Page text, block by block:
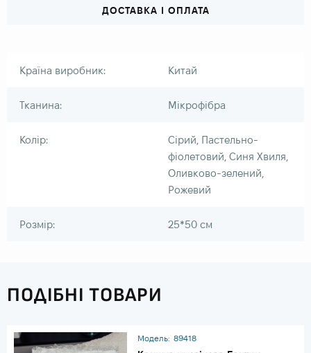
ДОСТАВКА І ОПЛАТА
Країна виробник: Китай
Тканина: Мікрофібра
Колір:
Сірий, Пастельно-
фіолетовий, Синя Хвиля,
Оливково-зелений,
Рожевий
Розмір: 25*50 см
ПОДІБНІ ТОВАРИ
Модель: 89418